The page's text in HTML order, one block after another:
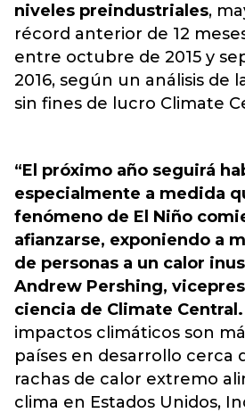
niveles preindustriales,
récord anterior de 12
entre octubre de 2015 y
2016, según un análisis de
sin fines de lucro Climate
“El próximo año seguirá
especialmente a medida
fenómeno de El Niño
afianzarse, exponiendo a
de personas a un calor
Andrew Pershing,
ciencia de Climate Central.
impactos climáticos son
países en desarrollo cerca
rachas de calor extremo
clima en Estados Unidos,